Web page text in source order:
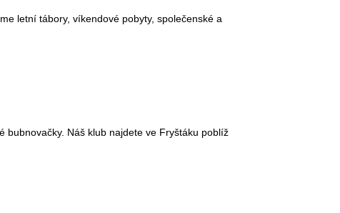
letní tábory, víkendové pobyty, společenské a
bubnovačky. Náš klub najdete ve Fryštáku poblíž